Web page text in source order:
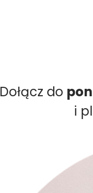
Dołącz do
i